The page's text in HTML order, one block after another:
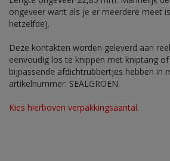
ongeveer want als je er meerdere meet
hetzelfde).
Deze kontakten worden geleverd aan
eenvoudig los te knippen met kniptang
bijpassende afdichtrubbertjes hebben in
artikelnummer: SEALGROEN.
Kies hierboven verpakkingsaantal.